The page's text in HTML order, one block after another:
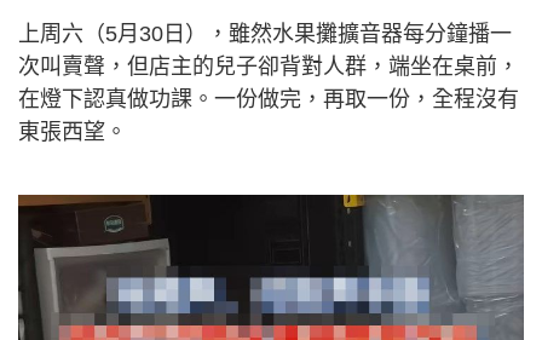
上周六（5月30日），雖然水果攤擴音器每分鐘播一
次叫賣聲，但店主的兒子卻背對人群，端坐在桌前，
在燈下認真做功課。一份做完，再取一份，全程沒有
東張西望。